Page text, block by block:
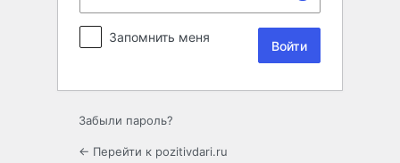
Запомнить меня
Забыли пароль?
← Перейти к pozitivdari.ru